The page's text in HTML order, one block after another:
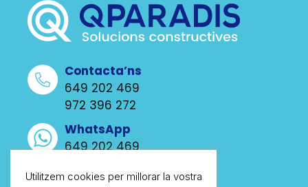
Contacta’ns
649 202 469
972 396 272
WhatsApp
649 202 469
Escriu-nos
Utilitzem cookies per millorar la vostra